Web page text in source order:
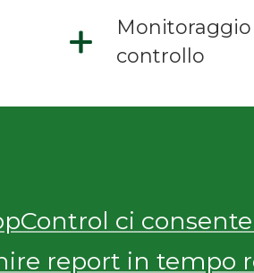
Monitoraggio
controllo
ci
report in tempo